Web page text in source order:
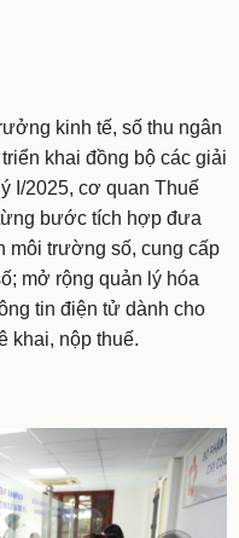
kinh tế, số thu ngân
khai đồng bộ các giải
I/2025, cơ quan Thuế
bước tích hợp đưa
môi trường số, cung cấp
mở rộng quản lý hóa
tin điện tử dành cho
khai, nộp thuế.